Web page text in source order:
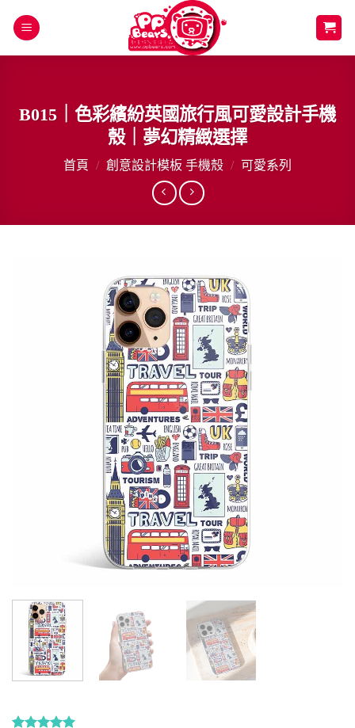
B015｜色彩繽紛英國旅行風可愛設計手機
殼｜夢幻精緻選擇
首頁 / 創意設計模板 手機殼 / 可愛系列